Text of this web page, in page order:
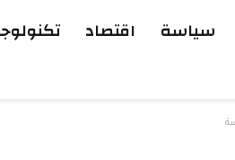
سياسة اقتصاد